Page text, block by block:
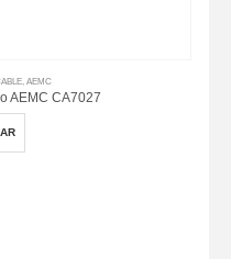
, AEMC
AEMC CA7027